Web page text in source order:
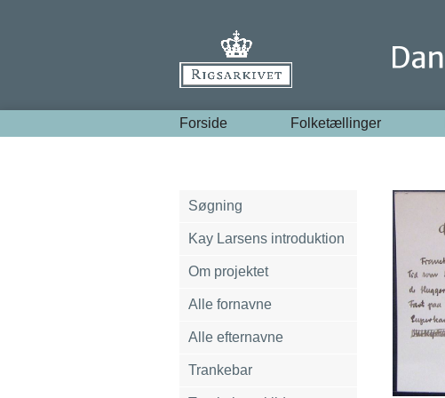
Forside Folketællinger
Søgning
Kay Larsens introduktion
Om projektet
Alle fornavne
Alle efternavne
Trankebar